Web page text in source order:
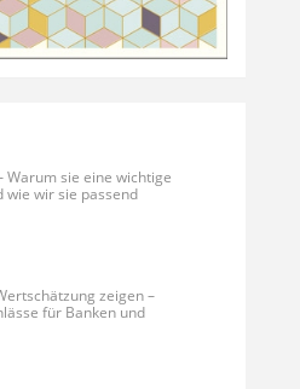
Warum sie eine wichtige
wie wir sie passend
zeigen –
für Banken und